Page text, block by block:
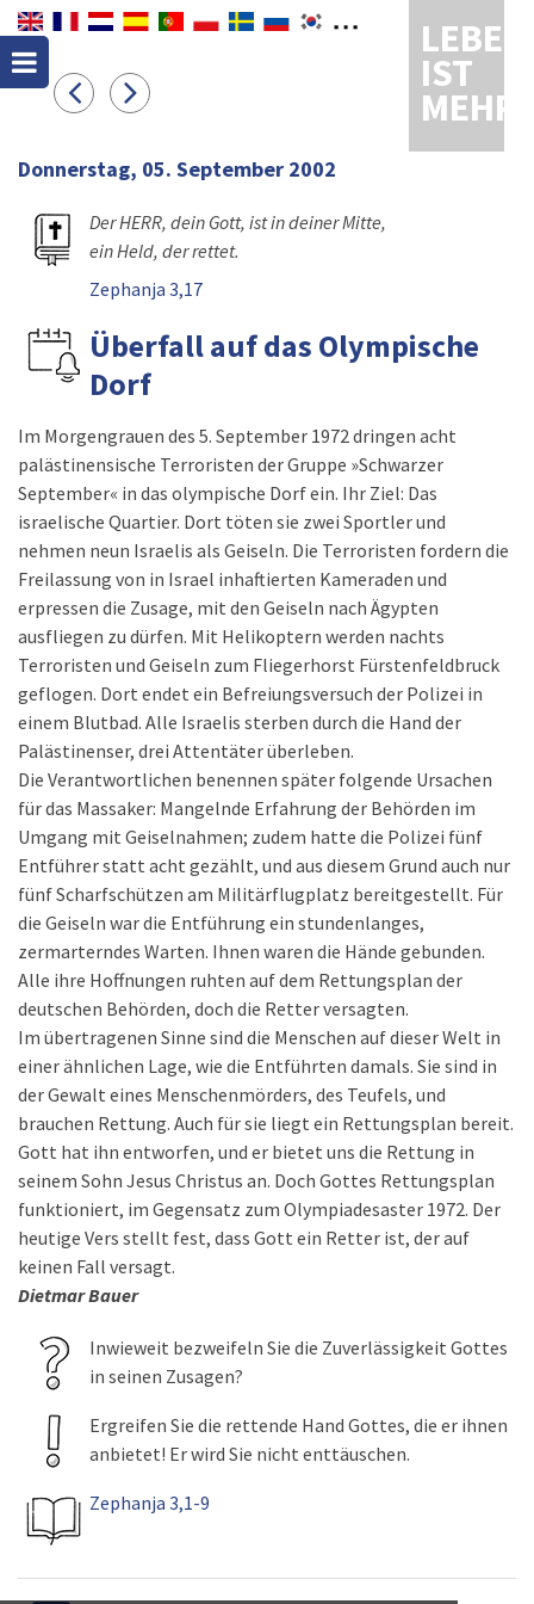
LEBEN
IST
MEHR
Donnerstag, 05. September 2002
Der HERR, dein Gott, ist in deiner Mitte,
ein Held, der rettet.
Zephanja 3,17
Überfall auf das Olympische
Dorf
Im Morgengrauen des 5. September 1972 dringen acht
palästinensische Terroristen der Gruppe »Schwarzer
September« in das olympische Dorf ein. Ihr Ziel: Das
israelische Quartier. Dort töten sie zwei Sportler und
nehmen neun Israelis als Geiseln. Die Terroristen fordern die
Freilassung von in Israel inhaftierten Kameraden und
erpressen die Zusage, mit den Geiseln nach Ägypten
ausfliegen zu dürfen. Mit Helikoptern werden nachts
Terroristen und Geiseln zum Fliegerhorst Fürstenfeldbruck
geflogen. Dort endet ein Befreiungsversuch der Polizei in
einem Blutbad. Alle Israelis sterben durch die Hand der
Palästinenser, drei Attentäter überleben.
Die Verantwortlichen benennen später folgende Ursachen
für das Massaker: Mangelnde Erfahrung der Behörden im
Umgang mit Geiselnahmen; zudem hatte die Polizei fünf
Entführer statt acht gezählt, und aus diesem Grund auch nur
fünf Scharfschützen am Militärflugplatz bereitgestellt. Für
die Geiseln war die Entführung ein stundenlanges,
zermarterndes Warten. Ihnen waren die Hände gebunden.
Alle ihre Hoffnungen ruhten auf dem Rettungsplan der
deutschen Behörden, doch die Retter versagten.
Im übertragenen Sinne sind die Menschen auf dieser Welt in
einer ähnlichen Lage, wie die Entführten damals. Sie sind in
der Gewalt eines Menschenmörders, des Teufels, und
brauchen Rettung. Auch für sie liegt ein Rettungsplan bereit.
Gott hat ihn entworfen, und er bietet uns die Rettung in
seinem Sohn Jesus Christus an. Doch Gottes Rettungsplan
funktioniert, im Gegensatz zum Olympiadesaster 1972. Der
heutige Vers stellt fest, dass Gott ein Retter ist, der auf
keinen Fall versagt.
Dietmar Bauer
Inwieweit bezweifeln Sie die Zuverlässigkeit Gottes
in seinen Zusagen?
Ergreifen Sie die rettende Hand Gottes, die er ihnen
anbietet! Er wird Sie nicht enttäuschen.
Zephanja 3,1-9